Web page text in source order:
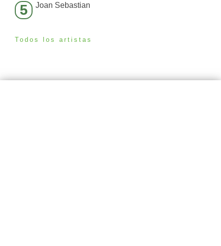
5 Joan Sebastian
Todos los artistas